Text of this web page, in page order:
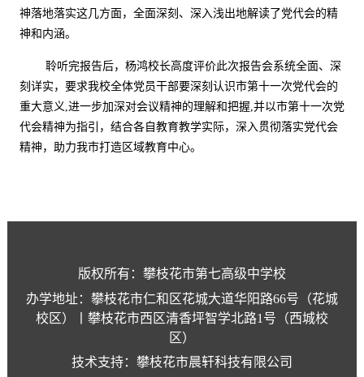
神落地落实这几方面，全面深刻、 深入浅出地解读了党代会的精
神和内涵。
聆听完报告后，杨鸿校长高度评价此次报告会系统全面、深
刻详实，要求我校全体党员干部要深刻认识市第十一次党代会的
重大意义,进一步加深对会议精神的理解和把握,并以市第十一次党
代会精神为指引，结合各自教育教学实际，深入贯彻落实党代会
精神，助力我市打造区域教育中心。
版权所有：攀枝花市第七高级中学校
办学地址：攀枝花市仁和区花城大道华阳路66号（花城
校区）丨攀枝花市西区清香坪智学北路1号（西城校
区）
技术支持：攀枝花市晨轩科技有限公司